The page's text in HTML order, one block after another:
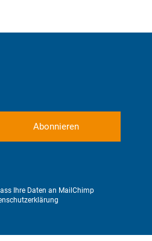
Ihre Daten an MailChimp